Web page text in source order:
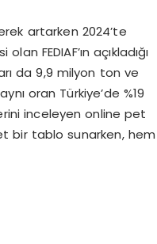
artarken 2024’te
FEDIAF’ın açıkladığı
da 9,9 milyon ton ve
oran Türkiye’de %19
inceleyen online pet
bir tablo sunarken, hem